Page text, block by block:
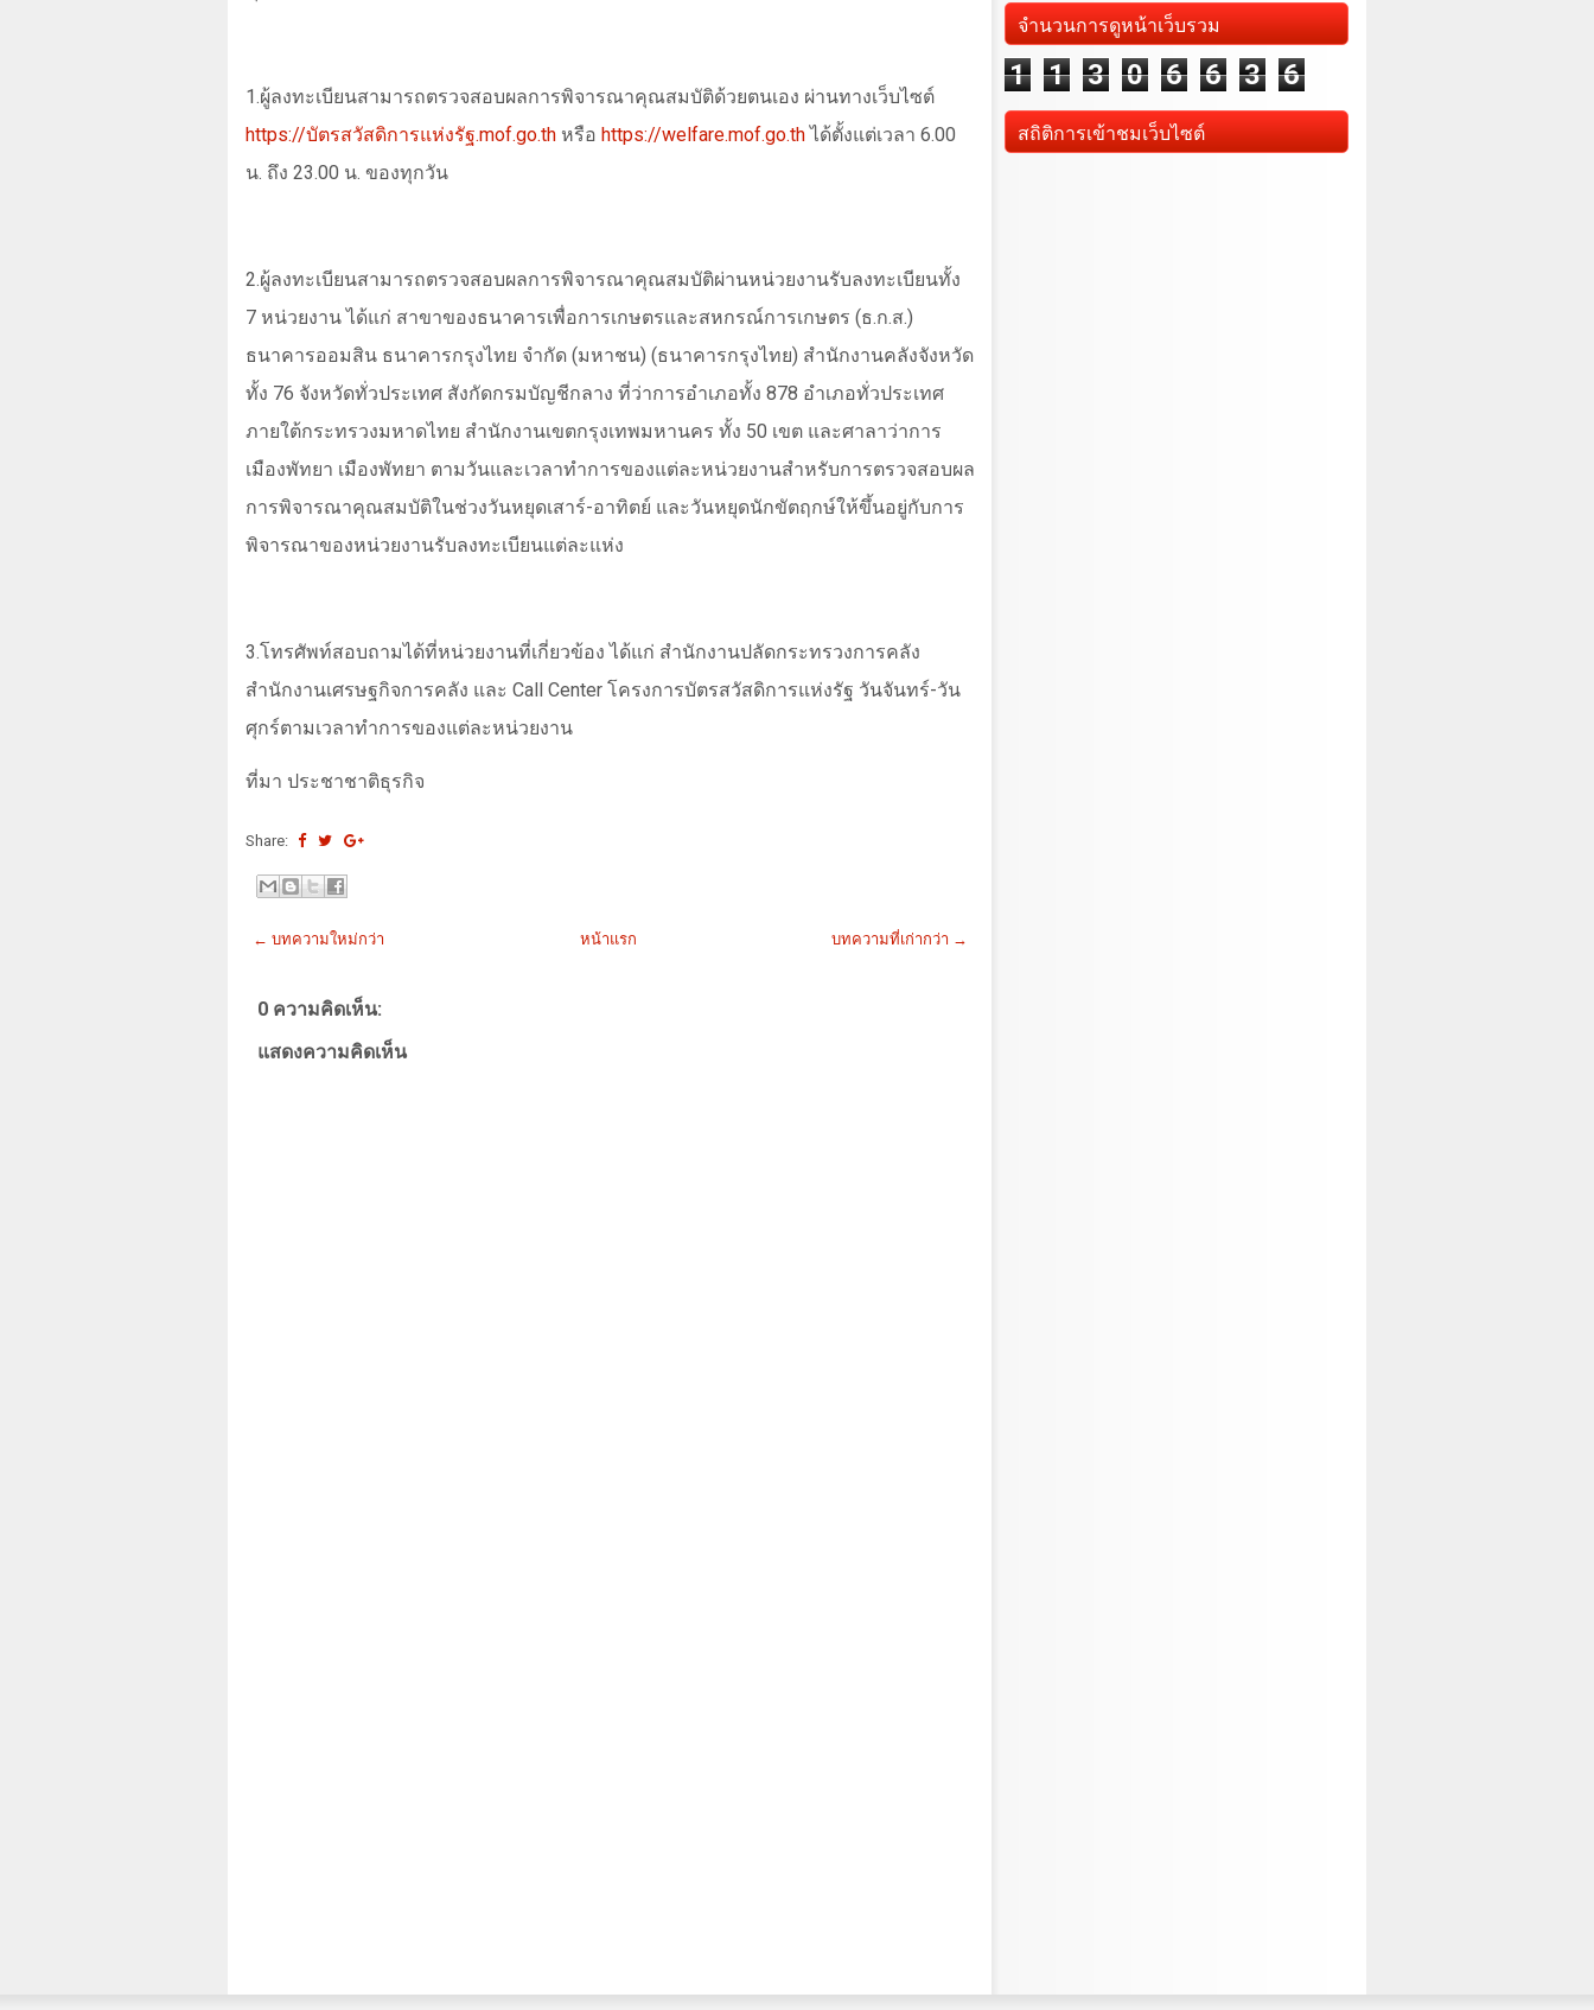
1.ผู้ลงทะเบียนสามารถตรวจสอบผลการพิจารณาคุณสมบัติด้วยตนเอง ผ่านทางเว็บไซต์
https://บัตรสวัสดิการแห่งรัฐ.mof.go.th หรือ https://welfare.mof.go.th ได้ตั้งแต่เวลา 6.00
น. ถึง 23.00 น. ของทุกวัน
2.ผู้ลงทะเบียนสามารถตรวจสอบผลการพิจารณาคุณสมบัติผ่านหน่วยงานรับลงทะเบียนทั้ง
7 หน่วยงาน ได้แก่ สาขาของธนาคารเพื่อการเกษตรและสหกรณ์การเกษตร (ธ.ก.ส.)
ธนาคารออมสิน ธนาคารกรุงไทย จำกัด (มหาชน) (ธนาคารกรุงไทย) สำนักงานคลังจังหวัด
ทั้ง 76 จังหวัดทั่วประเทศ สังกัดกรมบัญชีกลาง ที่ว่าการอำเภอทั้ง 878 อำเภอทั่วประเทศ
ภายใต้กระทรวงมหาดไทย สำนักงานเขตกรุงเทพมหานคร ทั้ง 50 เขต และศาลาว่าการ
เมืองพัทยา เมืองพัทยา ตามวันและเวลาทำการของแต่ละหน่วยงานสำหรับการตรวจสอบผล
การพิจารณาคุณสมบัติในช่วงวันหยุดเสาร์-อาทิตย์ และวันหยุดนักขัตฤกษ์ให้ขึ้นอยู่กับการ
พิจารณาของหน่วยงานรับลงทะเบียนแต่ละแห่ง
3.โทรศัพท์สอบถามได้ที่หน่วยงานที่เกี่ยวข้อง ได้แก่ สำนักงานปลัดกระทรวงการคลัง
สำนักงานเศรษฐกิจการคลัง และ Call Center โครงการบัตรสวัสดิการแห่งรัฐ วันจันทร์-วัน
ศุกร์ตามเวลาทำการของแต่ละหน่วยงาน
ที่มา ประชาชาติธุรกิจ
Share:
← บทความใหม่กว่า บทความที่เก่ากว่า →
หน้าแรก
0 ความคิดเห็น:
แสดงความคิดเห็น
จำนวนการดูหน้าเว็บรวม
1 1 3 0 6 6 3 6
สถิติการเข้าชมเว็บไซต์